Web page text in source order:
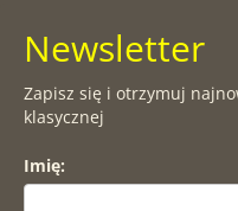
Newsletter
Zapisz się i otrzymuj
klasycznej
Imię: